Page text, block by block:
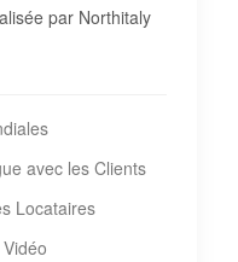
par Northitaly
avec les Clients
Locataires